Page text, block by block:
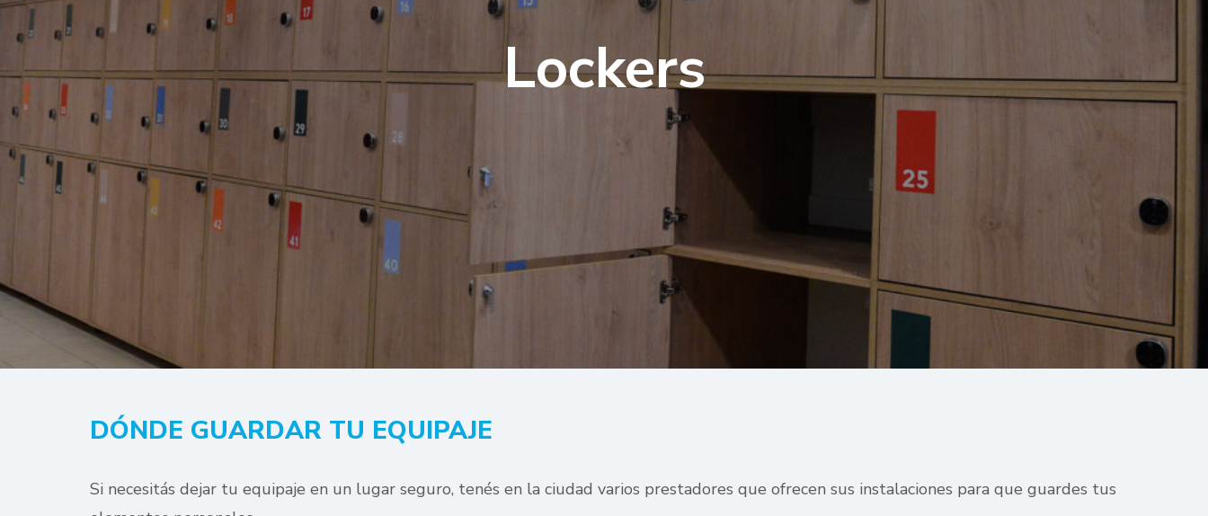
Lockers
DÓNDE GUARDAR TU EQUIPAJE
Si necesitás dejar tu equipaje en un lugar seguro, tenés en la ciudad varios prestadores que ofrecen sus instalaciones para que guardes tus